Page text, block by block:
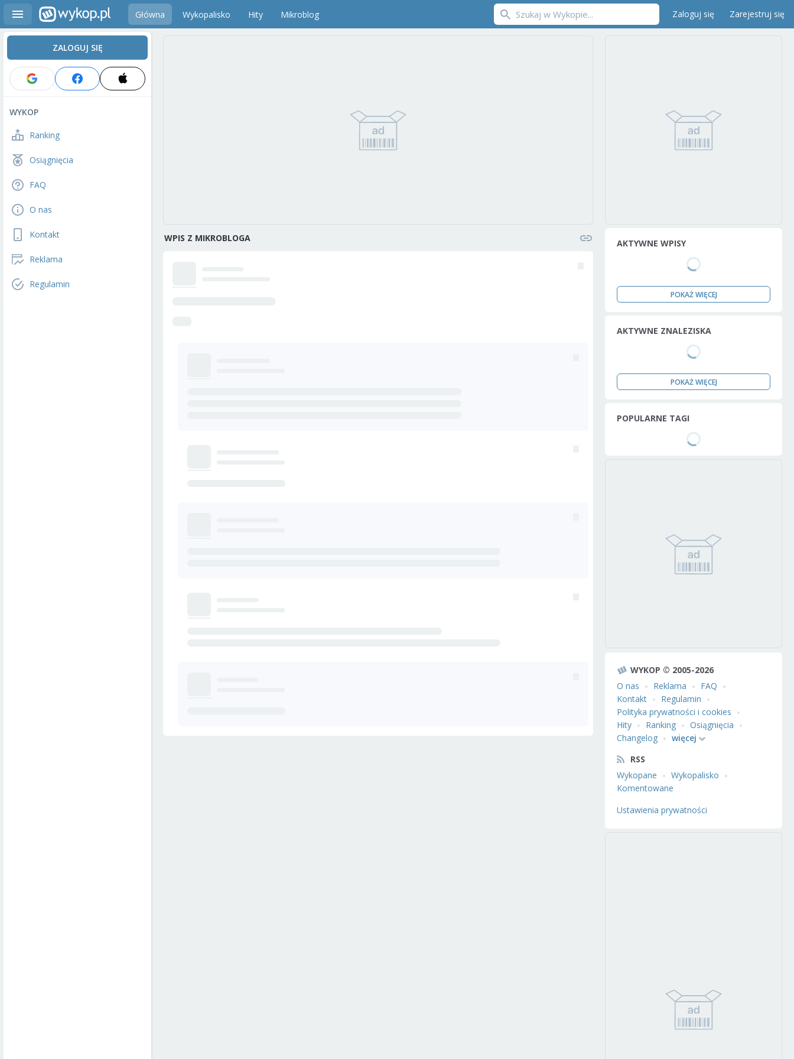
Główna Wykopalisko Hity Mikroblog Zaloguj się Zarejestruj się
ZALOGUJ SIĘ
WYKOP
Ranking
Osiągnięcia
FAQ
O nas
Kontakt
Reklama
Regulamin
WPIS Z MIKROBLOGA AKTYWNE WPISY
POKAŻ WIĘCEJ
AKTYWNE ZNALEZISKA
POKAŻ WIĘCEJ
POPULARNE TAGI
WYKOP © 2005-2026
O nas
Reklama
FAQ
Kontakt
Regulamin
Polityka prywatności i cookies
Hity
Ranking
Osiągnięcia
Changelog
więcej
RSS
Wykopane
Wykopalisko
Komentowane
Ustawienia prywatności